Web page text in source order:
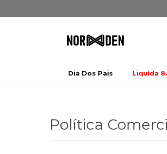
Dia Dos Pais Liquída
Política